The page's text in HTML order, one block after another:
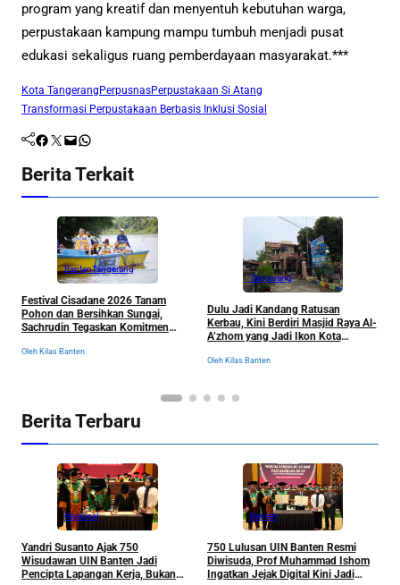
program yang kreatif dan menyentuh kebutuhan warga,
perpustakaan kampung mampu tumbuh menjadi pusat
edukasi sekaligus ruang pemberdayaan masyarakat.***
Kota TangerangPerpusnasPerpustakaan Si Atang
Transformasi Perpustakaan Berbasis Inklusi Sosial
Facebook Twitter Mail WhatsApp
Berita Terkait
BantenTangerang
Festival Cisadane 2026 Tanam
Pohon dan Bersihkan Sungai,
Sachrudin Tegaskan Komitmen
Oleh Kilas Banten
Tangerang
Dulu Jadi Kandang Ratusan
Kerbau, Kini Berdiri Masjid Raya Al-
A’zhom yang Jadi Ikon Kota
Oleh Kilas Banten
Berita Terbaru
Nasional
Yandri Susanto Ajak 750
Wisudawan UIN Banten Jadi
Pencipta Lapangan Kerja, Bukan
Banten
750 Lulusan UIN Banten Resmi
Diwisuda, Prof Muhammad Ishom
Ingatkan Jejak Digital Kini Jadi